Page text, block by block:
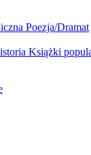
Poezja/Dramat
Książki